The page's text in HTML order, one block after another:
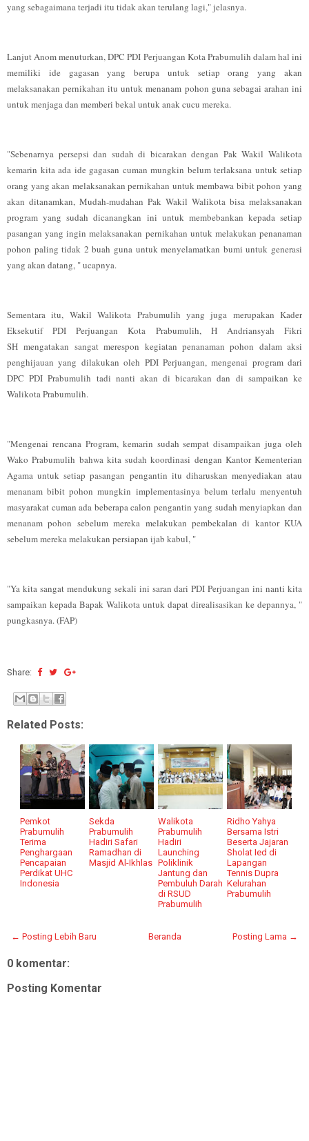
yang sebagaimana terjadi itu tidak akan terulang lagi," jelasnya.
Lanjut Anom menuturkan, DPC PDI Perjuangan Kota Prabumulih dalam hal ini
memiliki ide gagasan yang berupa untuk setiap orang yang akan
melaksanakan pernikahan itu untuk menanam pohon guna sebagai arahan ini
untuk menjaga dan memberi bekal untuk anak cucu mereka.
"Sebenarnya persepsi dan sudah di bicarakan dengan Pak Wakil Walikota
kemarin kita ada ide gagasan cuman mungkin belum terlaksana untuk setiap
orang yang akan melaksanakan pernikahan untuk membawa bibit pohon yang
akan ditanamkan, Mudah-mudahan Pak Wakil Walikota bisa melaksanakan
program yang sudah dicanangkan ini untuk membebankan kepada setiap
pasangan yang ingin melaksanakan pernikahan untuk melakukan penanaman
pohon paling tidak 2 buah guna untuk menyelamatkan bumi untuk generasi
yang akan datang, " ucapnya.
Sementara itu, Wakil Walikota Prabumulih yang juga merupakan Kader
Eksekutif PDI Perjuangan Kota Prabumulih, H Andriansyah Fikri
SH mengatakan sangat merespon kegiatan penanaman pohon dalam aksi
penghijauan yang dilakukan oleh PDI Perjuangan, mengenai program dari
DPC PDI Prabumulih tadi nanti akan di bicarakan dan di sampaikan ke
Walikota Prabumulih.
"Mengenai rencana Program, kemarin sudah sempat disampaikan juga oleh
Wako Prabumulih bahwa kita sudah koordinasi dengan Kantor Kementerian
Agama untuk setiap pasangan pengantin itu diharuskan menyediakan atau
menanam bibit pohon mungkin implementasinya belum terlalu menyentuh
masyarakat cuman ada beberapa calon pengantin yang sudah menyiapkan dan
menanam pohon sebelum mereka melakukan pembekalan di kantor KUA
sebelum mereka melakukan persiapan ijab kabul, "
"Ya kita sangat mendukung sekali ini saran dari PDI Perjuangan ini nanti kita
sampaikan kepada Bapak Walikota untuk dapat direalisasikan ke depannya, "
pungkasnya. (FAP)
Share:
Related Posts:
Pemkot
Prabumulih
Terima
Penghargaan
Pencapaian
Perdikat UHC
Indonesia
Sekda
Prabumulih
Hadiri Safari
Ramadhan di
Masjid Al-Ikhlas
Walikota
Prabumulih
Hadiri
Launching
Poliklinik
Jantung dan
Pembuluh Darah
di RSUD
Prabumulih
Ridho Yahya
Bersama Istri
Beserta Jajaran
Sholat Ied di
Lapangan
Tennis Dupra
Kelurahan
Prabumulih
← Posting Lebih Baru Posting Lama →
Beranda
0 komentar:
Posting Komentar